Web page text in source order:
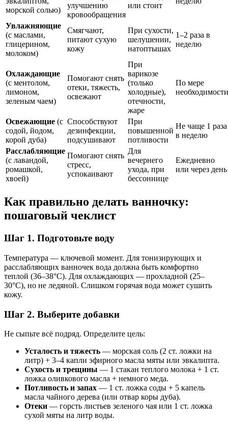
морской солью)
улучшению
кровообращения
или стоит
Увлажняющие
(с маслами,
глицерином,
молоком)
Смягчают,
питают сухую
кожу
При сухости,
шелушении,
натоптышах
1–2 раза в
неделю
Охлаждающие
(с ментолом,
лимоном,
зеленым чаем)
Помогают снять
отеки, тяжесть,
освежают
При
варикозе
(только
холодные),
отечности,
жаре
По мере
необходимости
Освежающие (с
содой, йодом,
корой дуба)
Способствуют
дезинфекции,
подсушивают
При
повышенной
потливости
Не чаще 1 раза
в неделю
Расслабляющие
(с лавандой,
ромашкой,
хвоей)
Помогают снять
стресс,
успокаивают
Для
вечернего
ухода, при
бессоннице
Ежедневно
или через день
Как правильно делать ванночку:
пошаговый чеклист
Шаг 1. Подготовьте воду
Температура — ключевой момент. Для тонизирующих и
расслабляющих ванночек вода должна быть комфортно
теплой (36–38°C). Для охлаждающих — прохладной (25–
30°C), но не ледяной. Слишком горячая вода может сушить
кожу.
Шаг 2. Выберите добавки
Не сыпьте всё подряд. Определите цель:
Усталость и тяжесть — морская соль (2 ст. ложки на
литр) + 3–4 капли эфирного масла мяты или эвкалипта.
Сухость и трещины — 1 стакан теплого молока + 1 ст.
ложка оливкового масла + немного меда.
Потливость и запах — 1 ст. ложка соды + 5 капель
масла чайного дерева (или отвар коры дуба).
Отеки — горсть листьев зеленого чая или 1 ст. ложка
сухой мяты на литр воды.